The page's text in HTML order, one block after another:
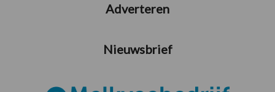
Adverteren
Nieuwsbrief